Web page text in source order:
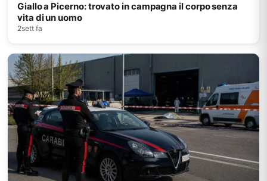
Giallo a Picerno: trovato in campagna il corpo senza
vita di un uomo
2sett fa